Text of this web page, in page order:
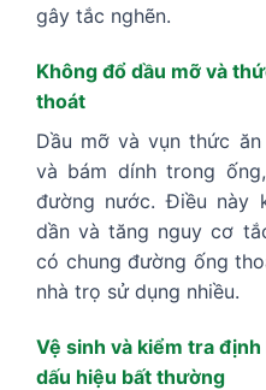
gây tắc nghẽn.
Không đổ dầu mỡ và
thoát
Dầu mỡ và vụn thức
và bám dính trong
đường nước. Điều này
dần và tăng nguy cơ
có chung đường ống
nhà trọ sử dụng nhiều.
Vệ sinh và kiểm tra
dấu hiệu bất thường